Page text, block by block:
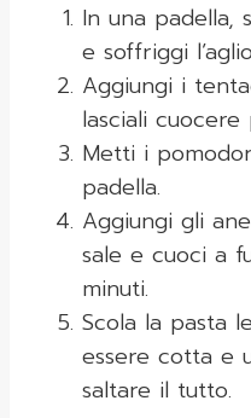
In una padella,
e soffriggi
Aggiungi i
lasciali
Metti i
padella.
Aggiungi gli
sale e cuoci a
minuti.
Scola la pasta
essere cotta e
saltare il tutto.